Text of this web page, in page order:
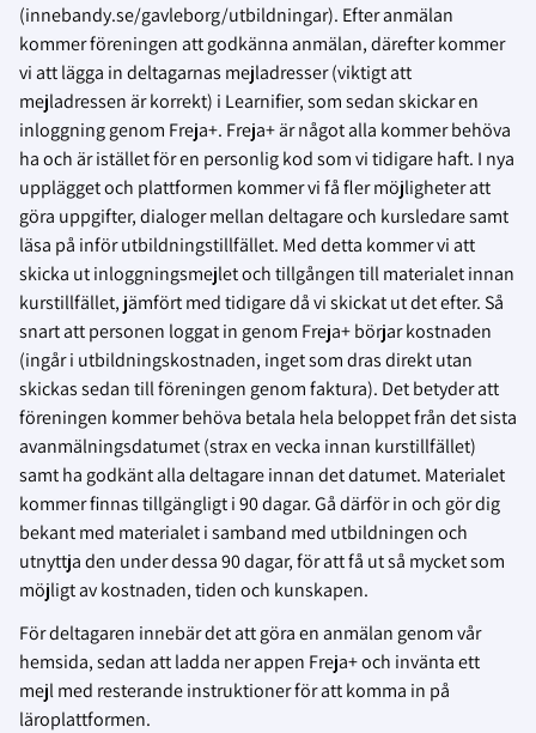
(innebandy.se/gavleborg/utbildningar). Efter anmälan
kommer föreningen att godkänna anmälan, därefter kommer
vi att lägga in deltagarnas mejladresser (viktigt att
mejladressen är korrekt) i Learnifier, som sedan skickar en
inloggning genom Freja+. Freja+ är något alla kommer behöva
ha och är istället för en personlig kod som vi tidigare haft. I nya
upplägget och plattformen kommer vi få fler möjligheter att
göra uppgifter, dialoger mellan deltagare och kursledare samt
läsa på inför utbildningstillfället. Med detta kommer vi att
skicka ut inloggningsmejlet och tillgången till materialet innan
kurstillfället, jämfört med tidigare då vi skickat ut det efter. Så
snart att personen loggat in genom Freja+ börjar kostnaden
(ingår i utbildningskostnaden, inget som dras direkt utan
skickas sedan till föreningen genom faktura). Det betyder att
föreningen kommer behöva betala hela beloppet från det sista
avanmälningsdatumet (strax en vecka innan kurstillfället)
samt ha godkänt alla deltagare innan det datumet. Materialet
kommer finnas tillgängligt i 90 dagar. Gå därför in och gör dig
bekant med materialet i samband med utbildningen och
utnyttja den under dessa 90 dagar, för att få ut så mycket som
möjligt av kostnaden, tiden och kunskapen.
För deltagaren innebär det att göra en anmälan genom vår
hemsida, sedan att ladda ner appen Freja+ och invänta ett
mejl med resterande instruktioner för att komma in på
läroplattformen.